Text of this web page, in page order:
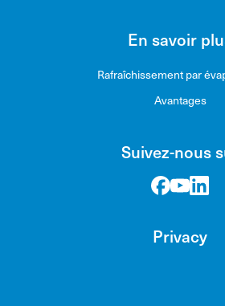
En savoir
Rafraîchissement par
Avantages
Suivez-nous
Privacy